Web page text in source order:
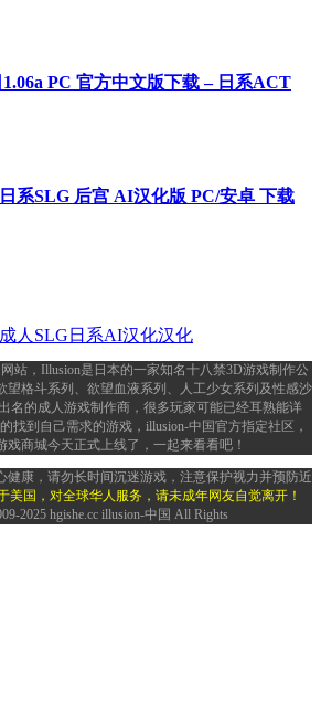
PC 官方中文版下载 – 日系ACT
系SLG 后宫 AI汉化版 PC/安卓 下载
成人 SLG 日系AI汉化汉化
站，Illusion是日本的一家知名十八禁3D游戏制作公
望格斗系列、欲望血液系列、人工少女系列及性感沙
名的成人游戏制作商，很多玩家可能已经耳熟能详
找到自己需求的游戏，illusion-中国官方指定社区，
戏商城今天正式上线了，一起来看看吧！
健康，请勿长时间沉迷游戏，注意保护视力并预防近
美国，对全球华人服务，请未成年网友自觉离开！
2025 hgishe.cc illusion-中国 All Rights